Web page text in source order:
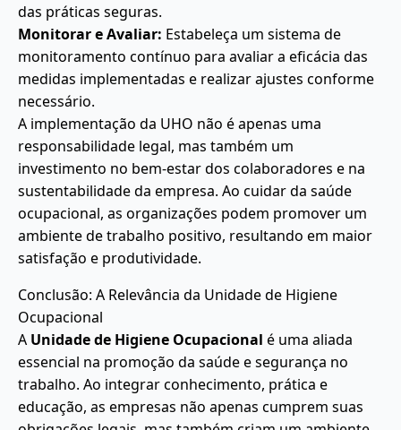
das práticas seguras.
Monitorar e Avaliar: Estabeleça um sistema de
monitoramento contínuo para avaliar a eficácia das
medidas implementadas e realizar ajustes conforme
necessário.
A implementação da UHO não é apenas uma
responsabilidade legal, mas também um
investimento no bem-estar dos colaboradores e na
sustentabilidade da empresa. Ao cuidar da saúde
ocupacional, as organizações podem promover um
ambiente de trabalho positivo, resultando em maior
satisfação e produtividade.
Conclusão: A Relevância da Unidade de Higiene
Ocupacional
A Unidade de Higiene Ocupacional é uma aliada
essencial na promoção da saúde e segurança no
trabalho. Ao integrar conhecimento, prática e
educação, as empresas não apenas cumprem suas